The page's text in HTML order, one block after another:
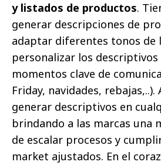
y listados de productos.
generar descripciones de
adaptar diferentes tonos de
personalizar los descriptivos
momentos clave de
Friday, navidades,
generar descriptivos en
brindando a las marcas una
de escalar procesos y
market ajustados. En el